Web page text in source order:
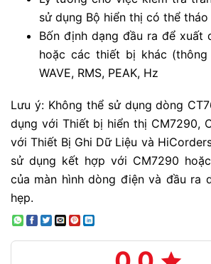
sử dụng Bộ hiển thị có thể tháo
Bốn định dạng đầu ra để xuất
hoặc các thiết bị khác
WAVE, RMS, PEAK, Hz
Lưu ý: Không thể sử dụng dòng
dụng với Thiết bị hiển thị CM7290,
với Thiết Bị Ghi Dữ Liệu và
sử dụng kết hợp với CM7290
của màn hình dòng điện và đầu ra
hẹp.